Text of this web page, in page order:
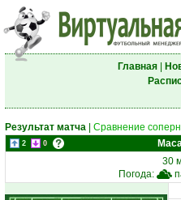
Главная|
Результат матча Сравнение
2 0
30
Погода: